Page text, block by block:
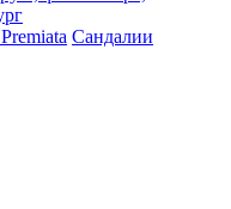
Premiata Сандалии